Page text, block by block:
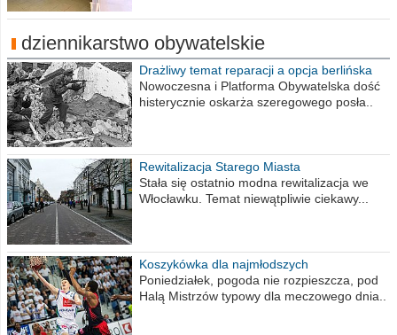
dziennikarstwo obywatelskie
Drażliwy temat reparacji a opcja berlińska
Nowoczesna i Platforma Obywatelska dość
histerycznie oskarża szeregowego posła..
Rewitalizacja Starego Miasta
Stała się ostatnio modna rewitalizacja we
Włocławku. Temat niewątpliwie ciekawy...
Koszykówka dla najmłodszych
Poniedziałek, pogoda nie rozpieszcza, pod
Halą Mistrzów typowy dla meczowego dnia..